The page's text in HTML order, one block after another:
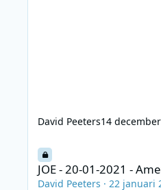
David Peeters14
JOE - 20-01-2021 -
JOE - 20-01-2021 -
David Peeters · 22 januari